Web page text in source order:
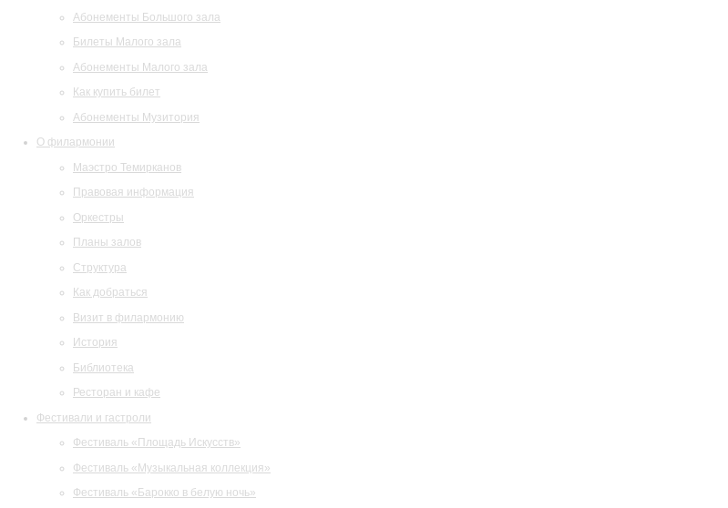
Абонементы Большого зала
Билеты Малого зала
Абонементы Малого зала
Как купить билет
Абонементы Музитория
О филармонии
Маэстро Темирканов
Правовая информация
Оркестры
Планы залов
Структура
Как добраться
Визит в филармонию
История
Библиотека
Ресторан и кафе
Фестивали и гастроли
Фестиваль «Площадь Искусств»
Фестиваль «Музыкальная коллекция»
Фестиваль «Барокко в белую ночь»